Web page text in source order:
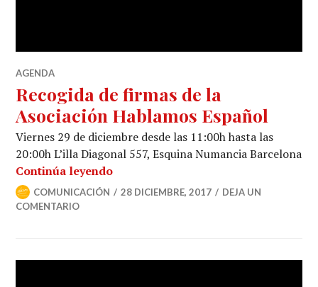
AGENDA
Recogida de firmas de la
Asociación Hablamos Español
Viernes 29 de diciembre desde las 11:00h hasta las
20:00h L’illa Diagonal 557, Esquina Numancia Barcelona
Continúa leyendo
COMUNICACIÓN 28 DICIEMBRE, 2017
DEJA UN
COMENTARIO